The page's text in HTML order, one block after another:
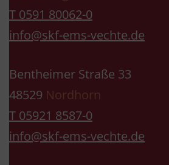
T 0591 80062-0
info@skf-ems-vechte.de
Bentheimer Straße 33
48529 Nordhorn
T 05921 8587-0
info@skf-ems-vechte.de